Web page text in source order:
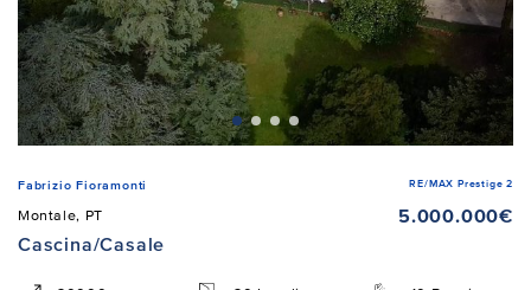
Fabrizio Fioramonti RE/MAX Prestige 2
Montale, PT
5.000.000€
Cascina/Casale